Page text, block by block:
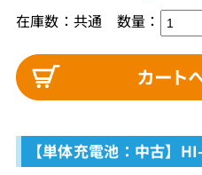
在庫数：共通 数量：
【単体充電池：中古】